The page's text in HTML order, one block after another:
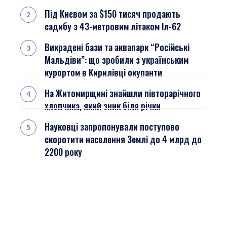
Під Києвом за $150 тисяч продають
садибу з 43-метровим літаком Іл-62
Викрадені бази та аквапарк “Російські
Мальдіви”: що зробили з українським
курортом в Кирилівці окупанти
На Житомирщині знайшли півторарічного
хлопчика, який зник біля річки
Науковці запропонували поступово
скоротити населення Землі до 4 млрд до
2200 року